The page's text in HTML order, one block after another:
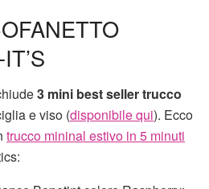
3 mini best seller trucco
e viso (disponibile qui). Ecco
trucco mininal estivo in 5 minuti